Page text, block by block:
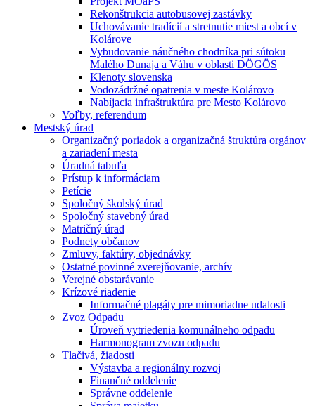
Rekonštrukcia autobusovej zastávky
Uchovávanie tradícií a stretnutie miest a obcí v
Kolárove
Vybudovanie náučného chodníka pri sútoku
Malého Dunaja a Váhu v oblasti DÖGÖS
Klenoty slovenska
Vodozádržné opatrenia v meste Kolárovo
Nabíjacia infraštruktúra pre Mesto Kolárovo
Voľby, referendum
Mestský úrad
Organizačný poriadok a organizačná štruktúra orgánov
a zariadení mesta
Úradná tabuľa
Prístup k informáciam
Petície
Spoločný školský úrad
Spoločný stavebný úrad
Matričný úrad
Podnety občanov
Zmluvy, faktúry, objednávky
Ostatné povinné zverejňovanie, archív
Verejné obstarávanie
Krízové riadenie
Informačné plagáty pre mimoriadne udalosti
Zvoz Odpadu
Úroveň vytriedenia komunálneho odpadu
Harmonogram zvozu odpadu
Tlačivá, žiadosti
Výstavba a regionálny rozvoj
Finančné oddelenie
Správne oddelenie